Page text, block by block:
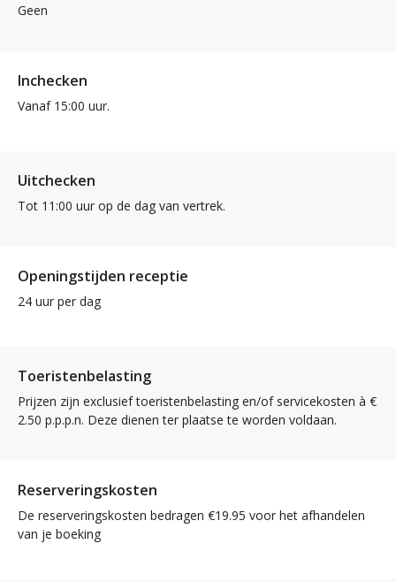
Geen
Inchecken
Vanaf 15:00 uur.
Uitchecken
Tot 11:00 uur op de dag van vertrek.
Openingstijden receptie
24 uur per dag
Toeristenbelasting
Prijzen zijn exclusief toeristenbelasting en/of servicekosten à €
2.50 p.p.p.n. Deze dienen ter plaatse te worden voldaan.
Reserveringskosten
De reserveringskosten bedragen €19.95 voor het afhandelen
van je boeking